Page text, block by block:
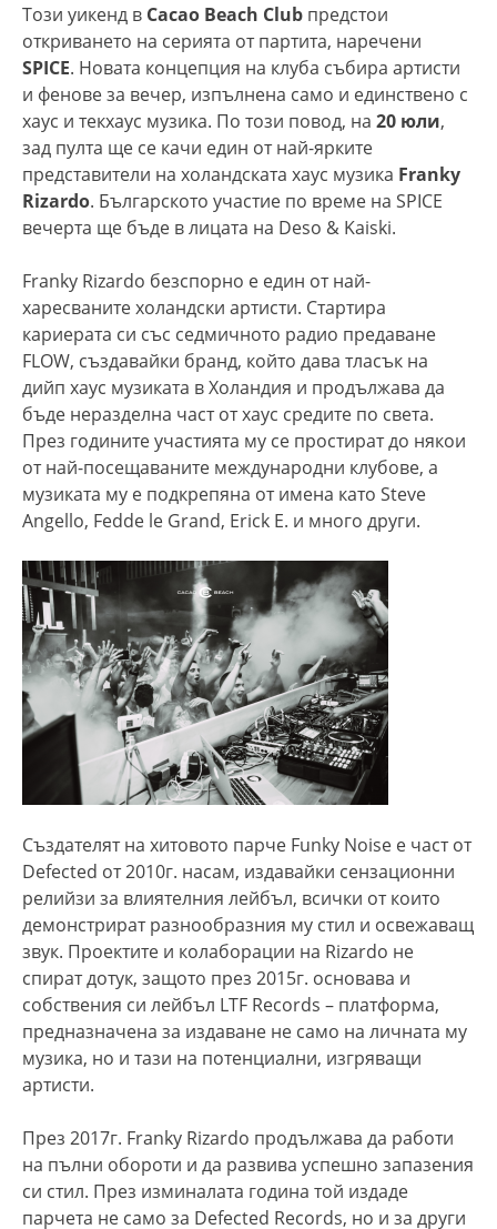
Този уикенд в Cacao Beach Club предстои
откриването на серията от партита, наречени
SPICE. Новата концепция на клуба събира артисти
и фенове за вечер, изпълнена само и единствено с
хаус и текхаус музика. По този повод, на 20 юли,
зад пулта ще се качи един от най-ярките
представители на холандската хаус музика Franky
Rizardo. Българското участие по време на SPICE
вечерта ще бъде в лицата на Deso & Kaiski.
Franky Rizardo безспорно е един от най-
харесваните холандски артисти. Стартира
кариерата си със седмичното радио предаване
FLOW, създавайки бранд, който дава тласък на
дийп хаус музиката в Холандия и продължава да
бъде неразделна част от хаус средите по света.
През годините участията му се простират до някои
от най-посещаваните международни клубове, а
музиката му е подкрепяна от имена като Steve
Angello, Fedde le Grand, Erick E. и много други.
Създателят на хитовото парче Funky Noise е част от
Defected от 2010г. насам, издавайки сензационни
релийзи за влиятелния лейбъл, всички от които
демонстрират разнообразния му стил и освежаващ
звук. Проектите и колаборации на Rizardo не
спират дотук, защото през 2015г. основава и
собствения си лейбъл LTF Records – платформа,
предназначена за издаване не само на личната му
музика, но и тази на потенциални, изгряващи
артисти.
През 2017г. Franky Rizardo продължава да работи
на пълни обороти и да развива успешно запазения
си стил. През изминалата година той издаде
парчета не само за Defected Records, но и за други